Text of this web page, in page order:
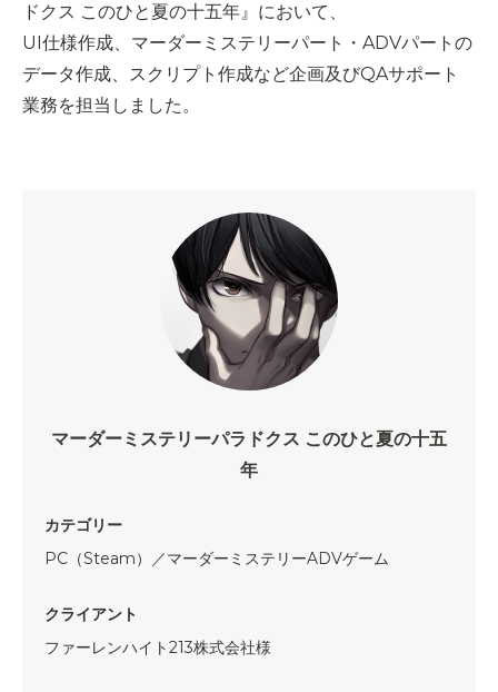
ドクス このひと夏の十五年』において、
UI仕様作成、マーダーミステリーパート・ADVパートの
データ作成、スクリプト作成など企画及びQAサポート
業務を担当しました。
マーダーミステリーパラドクス このひと夏の十五
年
カテゴリー
PC（Steam）／マーダーミステリーADVゲーム
クライアント
ファーレンハイト213株式会社様